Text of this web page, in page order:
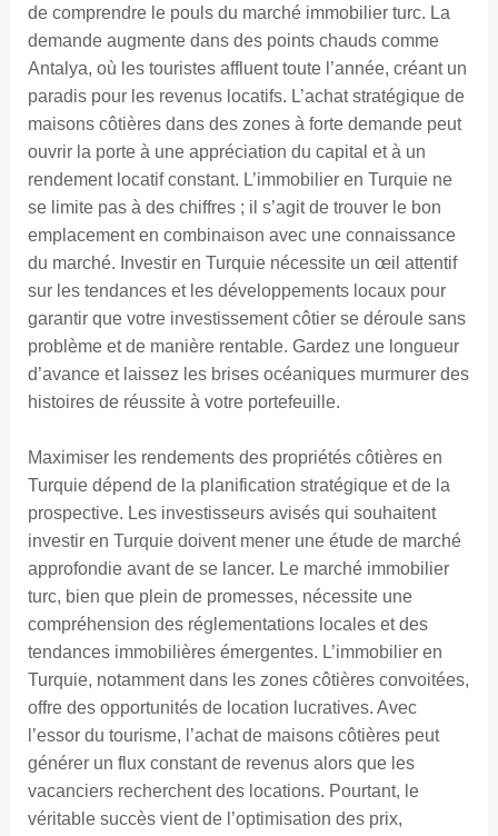
de comprendre le pouls du marché immobilier turc. La
demande augmente dans des points chauds comme
Antalya, où les touristes affluent toute l’année, créant un
paradis pour les revenus locatifs. L’achat stratégique de
maisons côtières dans des zones à forte demande peut
ouvrir la porte à une appréciation du capital et à un
rendement locatif constant. L’immobilier en Turquie ne
se limite pas à des chiffres ; il s’agit de trouver le bon
emplacement en combinaison avec une connaissance
du marché. Investir en Turquie nécessite un œil attentif
sur les tendances et les développements locaux pour
garantir que votre investissement côtier se déroule sans
problème et de manière rentable. Gardez une longueur
d’avance et laissez les brises océaniques murmurer des
histoires de réussite à votre portefeuille.
Maximiser les rendements des propriétés côtières en
Turquie dépend de la planification stratégique et de la
prospective. Les investisseurs avisés qui souhaitent
investir en Turquie doivent mener une étude de marché
approfondie avant de se lancer. Le marché immobilier
turc, bien que plein de promesses, nécessite une
compréhension des réglementations locales et des
tendances immobilières émergentes. L’immobilier en
Turquie, notamment dans les zones côtières convoitées,
offre des opportunités de location lucratives. Avec
l’essor du tourisme, l’achat de maisons côtières peut
générer un flux constant de revenus alors que les
vacanciers recherchent des locations. Pourtant, le
véritable succès vient de l’optimisation des prix,